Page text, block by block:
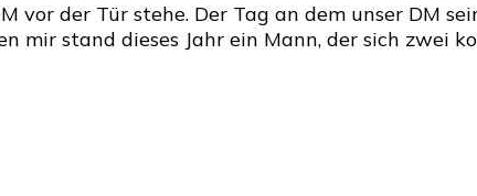
DM
Weihnachts-
der Tür stehe. Der Tag an dem unser DM
stand dieses Jahr ein Mann, der sich zwei